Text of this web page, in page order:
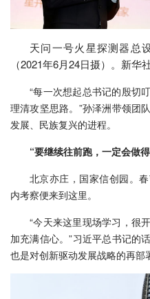
天问一号火星探测器总
（2021年6月24日摄）。新华
“每一次想起总书记的殷切
理清攻坚思路。”孙泽洲带领团
发展、民族复兴的进程。
“要继续往前跑，一定会做
北京亦庄，国家信创园。
内考察便来到这里。
“今天来这里现场学习，很
加充满信心。”习近平总书记的
也是对创新驱动发展战略的再部